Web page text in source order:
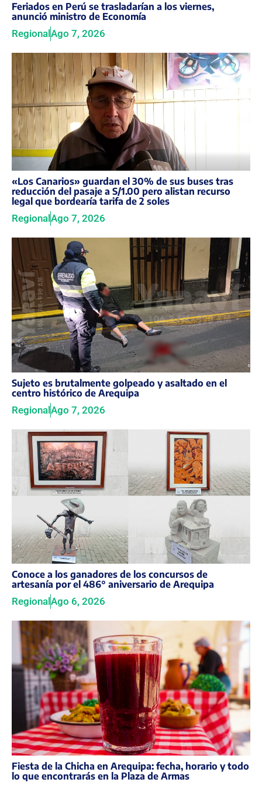
Feriados en Perú se trasladarían a los viernes,
anunció ministro de Economía
Regional Ago 7, 2026
«Los Canarios» guardan el 30% de sus buses tras
reducción del pasaje a S/1.00 pero alistan recurso
legal que bordearía tarifa de 2 soles
Regional Ago 7, 2026
Sujeto es brutalmente golpeado y asaltado en el
centro histórico de Arequipa
RegionalAgo 7, 2026
Conoce a los ganadores de los concursos de
artesanía por el 486° aniversario de Arequipa
Regional Ago 6, 2026
Fiesta de la Chicha en Arequipa: fecha, horario y todo
lo que encontrarás en la Plaza de Armas